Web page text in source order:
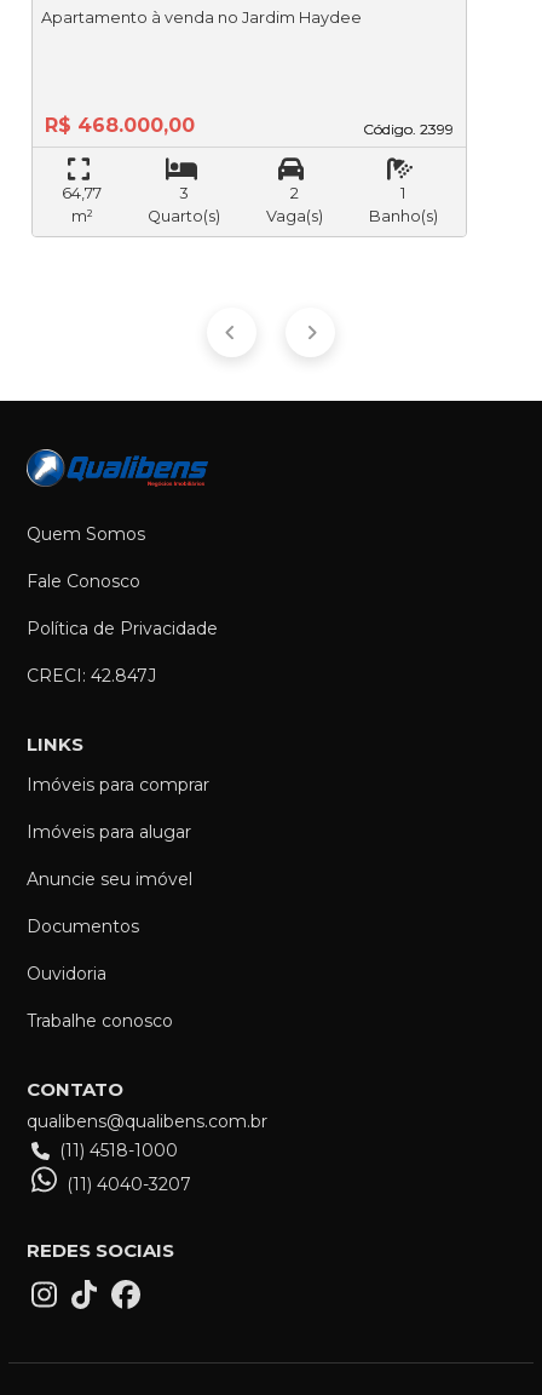
Código. 2399
Código. 2399
Apartamento à venda no Jardim Haydee
R$ 468.000,00
64,77
m²
3
Quarto(s)
2
Vaga(s)
1
Banho(s)
Quem Somos
Fale Conosco
Política de Privacidade
CRECI: 42.847J
LINKS
Imóveis para comprar
Imóveis para alugar
Anuncie seu imóvel
Documentos
Ouvidoria
Trabalhe conosco
CONTATO
qualibens@qualibens.com.br
(11) 4518-1000
(11) 4040-3207
REDES SOCIAIS